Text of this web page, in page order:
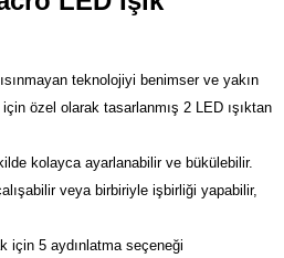
teknolojiyi benimser ve yakın
özel olarak tasarlanmış 2 LED ışıktan
kolayca ayarlanabilir ve bükülebilir.
veya birbiriyle işbirliği yapabilir,
için 5 aydınlatma seçeneği